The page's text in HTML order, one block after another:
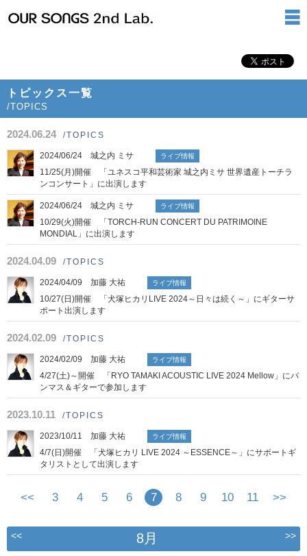
トピックス一覧
/TOPICS
2024.06.24 /TOPICS
2024/06/24 城之内 ミサ ライブ情報
11/25(月)開催 「ユネスコ平和芸術家 城之内ミサ 世界遺産トーチラ
ンコンサート」に出演します
2024/06/24 城之内 ミサ ライブ情報
10/29(火)開催 「TORCH-RUN CONCERT DU PATRIMOINE
MONDIAL」に出演します
2024.04.09 /TOPICS
2024/04/09 加藤 大祐 ライブ情報
10/27(日)開催 「犬塚ヒカリLIVE 2024～日々は続く～」にギターサ
ポート出演します
2024.02.09 /TOPICS
2024/02/09 加藤 大祐 ライブ情報
4/27(土)～開催 「RYO TAMAKI ACOUSTIC LIVE 2024 Mellow」にバ
ンマス＆ギターで参加します
2023.10.11 /TOPICS
2023/10/11 加藤 大祐 ライブ情報
4/7(日)開催 「犬塚ヒカリ LIVE 2024 ～ESSENCE～」にサポートギ
タリストとして出演します
<< 3 4 5 6 7 8 9 10 11 >>
<< 8月 >>